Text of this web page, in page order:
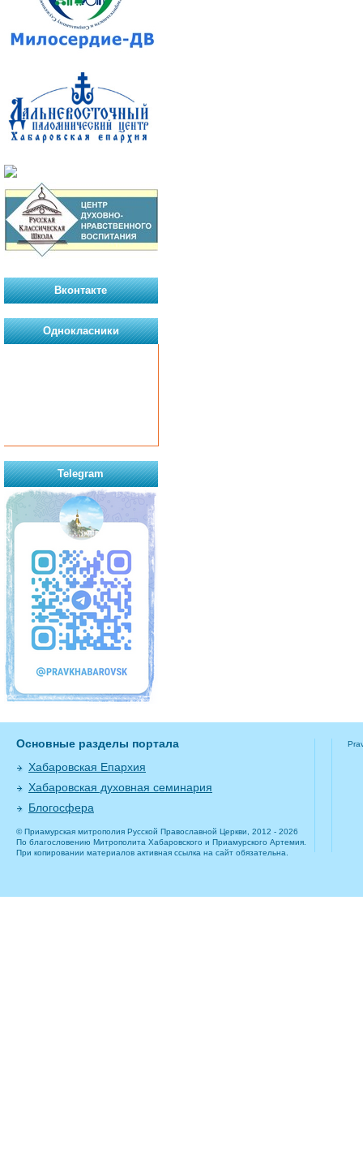
Вконтакте
Однокласники
Telegram
Основные разделы портала
Хабаровская Епархия
Хабаровская духовная семинария
Блогосфера
© Приамурская митрополия Русской Православной Церкви, 2012 - 2026
По благословению Митрополита Хабаровского и Приамурского Артемия.
При копировании материалов активная ссылка на сайт обязательна.